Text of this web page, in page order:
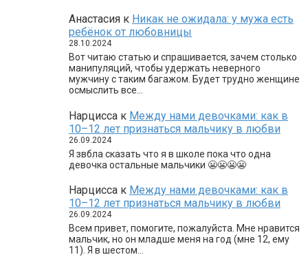
Анастасия к Никак не ожидала: у мужа есть
ребёнок от любовницы
28.10.2024
Вот читаю статью и спрашивается, зачем столько
манипуляций, чтобы удержать неверного
мужчину с таким багажом. Будет трудно женщине
осмыслить все…
Нарцисса к Между нами девочками: как в
10–12 лет признаться мальчику в любви
26.09.2024
Я звбла сказать что я в школе пока что одна
девочка остальные мальчики 😬😬😬😬
Нарцисса к Между нами девочками: как в
10–12 лет признаться мальчику в любви
26.09.2024
Всем привет, помогите, пожалуйста. Мне нравится
мальчик, но он младше меня на год (мне 12, ему
11). Я в шестом…